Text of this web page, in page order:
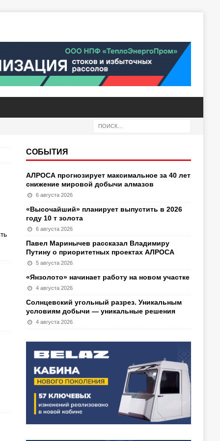
СОБЫТИЯ
АЛРОСА прогнозирует максимальное за 40 лет
снижение мировой добычи алмазов
6 августа 2026
«Высочайший» планирует выпустить в 2026
году 10 т золота
6 августа 2026
Павел Маринычев рассказал Владимиру
Путину о приоритетных проектах АЛРОСА
5 августа 2026
«Янзолото» начинает работу на новом участке
4 августа 2026
Солнцевский угольный разрез. Уникальным
условиям добычи — уникальные решения
4 августа 2026